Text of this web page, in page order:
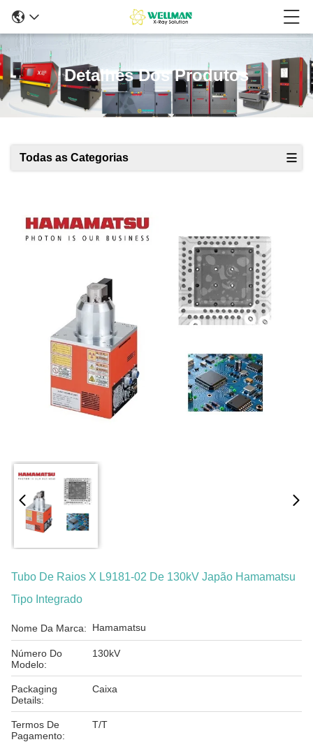
Detalhes Dos Produtos
Todas as Categorias
Tubo De Raios X L9181-02 De 130kV Japão Hamamatsu
Tipo Integrado
Nome Da Marca: Hamamatsu
Número Do
Modelo:
130kV
Packaging
Details:
Caixa
Termos De
Pagamento:
T/T